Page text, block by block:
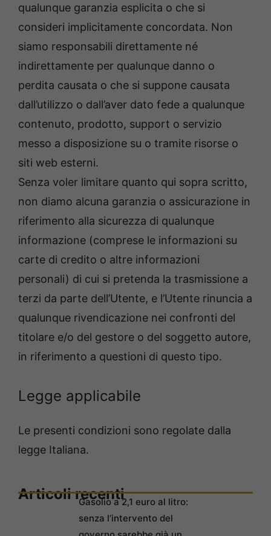
qualunque garanzia esplicita o che si
consideri implicitamente concordata. Non
siamo responsabili direttamente né
indirettamente per qualunque danno o
perdita causata o che si suppone causata
dall’utilizzo o dall’aver dato fede a qualunque
contenuto, prodotto, support o servizio
messo a disposizione su o tramite risorse o
siti web esterni.
Senza voler limitare quanto qui sopra scritto,
non diamo alcuna garanzia o assicurazione in
riferimento alla sicurezza di qualunque
informazione (comprese le informazioni su
carte di credito o altre informazioni
personali) di cui si pretenda la trasmissione a
terzi da parte dell’Utente, e l’Utente rinuncia a
qualunque rivendicazione nei confronti del
titolare e/o del gestore o del soggetto autore,
in riferimento a questioni di questo tipo.
Legge applicabile
Le presenti condizioni sono regolate dalla
legge Italiana.
Articoli recentiGasolio a 2,1 euro al litro:
senza l’intervento del